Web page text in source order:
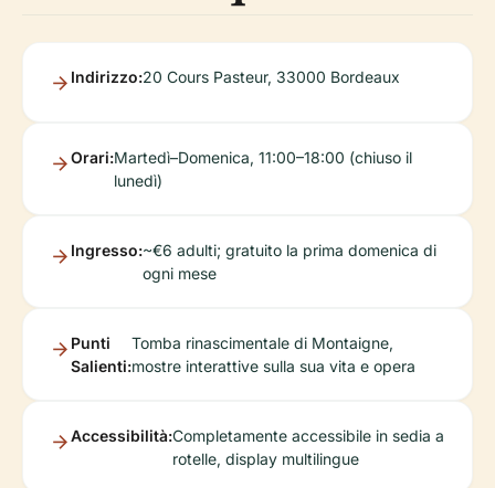
Indirizzo:20 Cours Pasteur, 33000 Bordeaux
Orari:Martedì–Domenica, 11:00–18:00 (chiuso il
lunedì)
Ingresso:~€6 adulti; gratuito la prima domenica di
ogni mese
Punti
Salienti:
Tomba rinascimentale di Montaigne,
mostre interattive sulla sua vita e opera
Accessibilità:Completamente accessibile in sedia a
rotelle, display multilingue